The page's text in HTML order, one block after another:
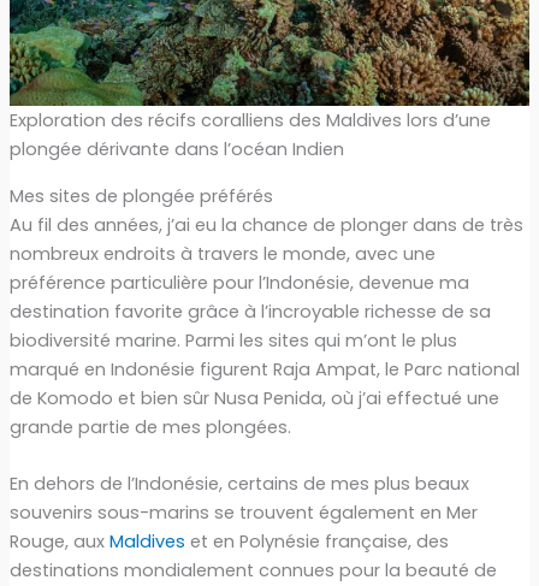
Exploration des récifs coralliens des Maldives lors d’une
plongée dérivante dans l’océan Indien
Mes sites de plongée préférés
Au fil des années, j’ai eu la chance de plonger dans de très
nombreux endroits à travers le monde, avec une
préférence particulière pour l’Indonésie, devenue ma
destination favorite grâce à l’incroyable richesse de sa
biodiversité marine. Parmi les sites qui m’ont le plus
marqué en Indonésie figurent Raja Ampat, le Parc national
de Komodo et bien sûr Nusa Penida, où j’ai effectué une
grande partie de mes plongées.
En dehors de l’Indonésie, certains de mes plus beaux
souvenirs sous-marins se trouvent également en Mer
Rouge, aux Maldives et en Polynésie française, des
destinations mondialement connues pour la beauté de